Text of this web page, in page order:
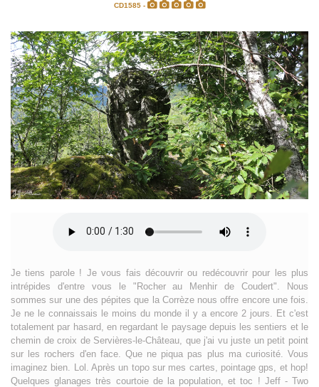
CD1585 -
Je tiens parole ! Je vous fais découvrir ou redécouvrir pour les plus
intrépides d'entre vous le "Rocher au Menhir de Coudert". Nous
sommes sur une des pépites que la Corrèze nous offre encore une fois.
Je ne le connaissais le moins du monde il y a encore 2 jours. Et c'est
totalement par hasard, en regardant le paysage depuis les sentiers et le
chemin de croix de Servières-le-Château, que j'ai vu juste un petit point
sur les rochers d'en face. Que ne piqua pas plus ma curiosité. Vous
imaginez bien. Lol. Après un topo sur mes cartes, pointage gps, et hop!
Quelques glanages très courtoie de la population, et toc ! Jeff - Two